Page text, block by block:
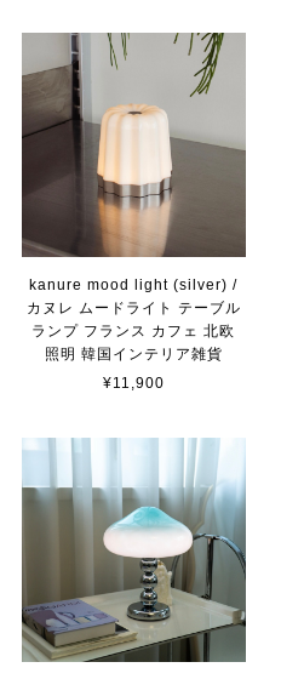
kanure mood light (silver) /
カヌレ ムードライト テーブル
ランプ フランス カフェ 北欧
照明 韓国インテリア雑貨
¥11,900